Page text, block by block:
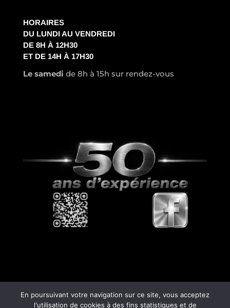
HORAIRES
DU LUNDI AU VENDREDI
DE 8H À 12H30
ET DE 14H À 17H30
Le samedi de 8h à 15h sur rendez-vous
En poursuivant votre navigation sur ce site, vous acceptez
l'utilisation de cookies à des fins statistiques et de